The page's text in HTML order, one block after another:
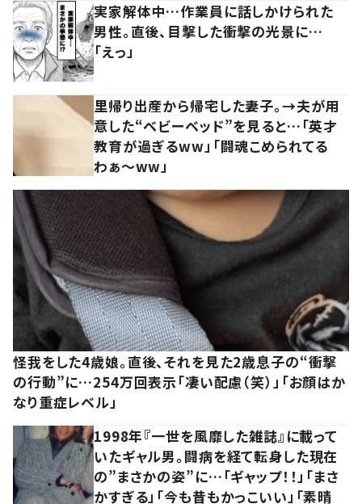
実家解体中…作業員に話しかけられた
男性。直後、目撃した衝撃の光景に…
「えっ」
里帰り出産から帰宅した妻子。→夫が用
意した“ベビーベッド”を見ると…「英才
教育が過ぎるww」「闘魂こめられてる
わぁ～ww」
怪我をした4歳娘。直後、それを見た2歳息子の“衝撃
の行動”に…254万回表示「凄い配慮（笑）」「お顔はか
なり重症レベル」
1998年『一世を風靡した雑誌』に載って
いたギャル男。闘病を経て転身した現在
の”まさかの姿”に…「ギャップ！！」「まさ
かすぎる」「今も昔もかっこいい」「素晴